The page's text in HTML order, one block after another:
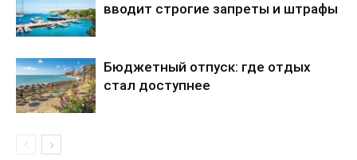
вводит строгие запреты и штрафы
Бюджетный отпуск: где отдых
стал доступнее